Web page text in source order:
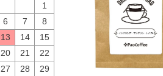
1
6 7
8
13 14
15
20 21
22
27 28
29